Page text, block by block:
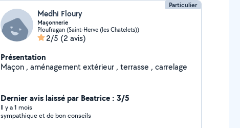
Particulier
Medhi Floury
Maçonnerie
Ploufragan (Saint-Herve (les Chatelets))
2/5 (2 avis)
Présentation
Maçon , aménagement extérieur , terrasse , carrelage
Dernier avis laissé par Beatrice : 3/5
Il y a 1 mois
sympathique et de bon conseils